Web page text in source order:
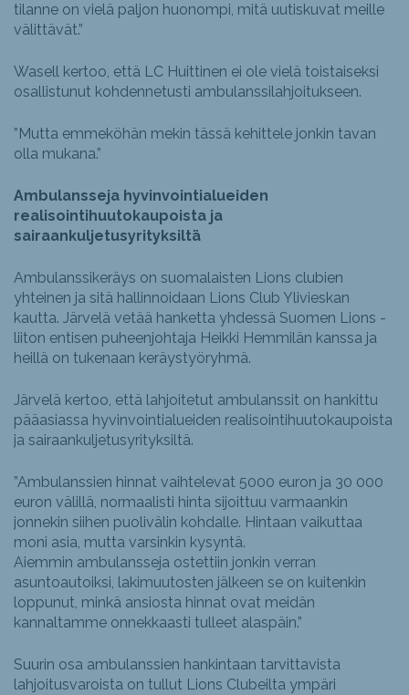
tilanne on vielä paljon huonompi, mitä uutiskuvat meille
välittävät.”
Wasell kertoo, että LC Huittinen ei ole vielä toistaiseksi
osallistunut kohdennetusti ambulanssilahjoitukseen.
”Mutta emmeköhän mekin tässä kehittele jonkin tavan
olla mukana.”
Ambulansseja hyvinvointialueiden
realisointihuutokaupoista ja
sairaankuljetusyrityksiltä
Ambulanssikeräys on suomalaisten Lions clubien
yhteinen ja sitä hallinnoidaan Lions Club Ylivieskan
kautta. Järvelä vetää hanketta yhdessä Suomen Lions -
liiton entisen puheenjohtaja Heikki Hemmilän kanssa ja
heillä on tukenaan keräystyöryhmä.
Järvelä kertoo, että lahjoitetut ambulanssit on hankittu
pääasiassa hyvinvointialueiden realisointihuutokaupoista
ja sairaankuljetusyrityksiltä.
”Ambulanssien hinnat vaihtelevat 5000 euron ja 30 000
euron välillä, normaalisti hinta sijoittuu varmaankin
jonnekin siihen puolivälin kohdalle. Hintaan vaikuttaa
moni asia, mutta varsinkin kysyntä.
Aiemmin ambulansseja ostettiin jonkin verran
asuntoautoiksi, lakimuutosten jälkeen se on kuitenkin
loppunut, minkä ansiosta hinnat ovat meidän
kannaltamme onnekkaasti tulleet alaspäin.”
Suurin osa ambulanssien hankintaan tarvittavista
lahjoitusvaroista on tullut Lions Clubeilta ympäri